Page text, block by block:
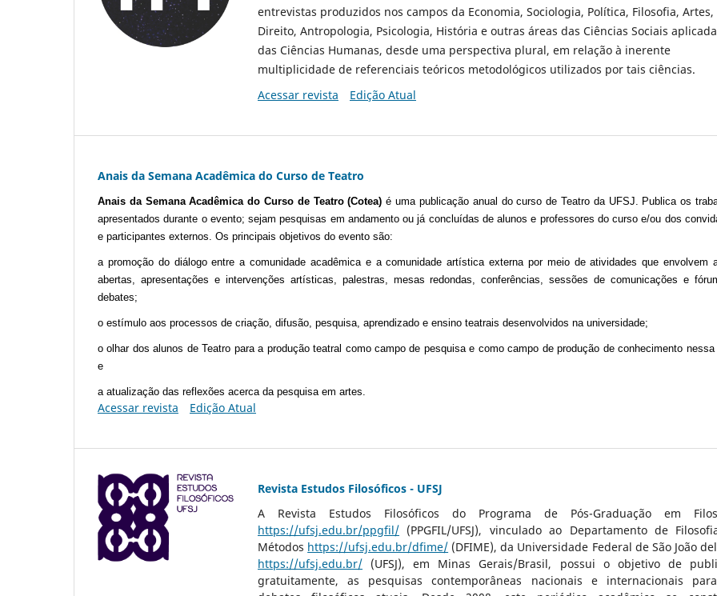
entrevistas produzidos nos campos da Economia, Sociologia, Política, Filosofia, Artes,
Direito, Antropologia, Psicologia, História e outras áreas das Ciências Sociais
das Ciências Humanas, desde uma perspectiva plural, em relação à inerente
multiplicidade de referenciais teóricos metodológicos utilizados por tais ciências.
Acessar revista
Edição Atual
Anais da Semana Acadêmica do Curso de Teatro
Anais da Semana Acadêmica do Curso de Teatro (Cotea) é uma publicaçãoanual do curso de Teatro da UFSJ. Publica os
apresentados durante o evento; sejam pesquisas em andamento ou já concluídas de alunos e professores do curso e/ou dos
e participantes externos. Os principais objetivos do evento são:
a promoção do diálogo entre a comunidade acadêmica e a comunidade artística externa por meio de atividades que envolvem
abertas, apresentações e intervenções artísticas, palestras, mesas redondas, conferências, sessões de comunicações e
debates;
o estímulo aos processos de criação, difusão, pesquisa, aprendizado e ensino teatrais desenvolvidos na universidade;
o olhar dos alunos de Teatro para a produção teatral como campo de pesquisa e como campo de produção de conhecimento nessa
e
a atualização das reflexões acerca da pesquisa em artes.
Acessar revista Edição Atual
Revista Estudos Filosóficos - UFSJ
A Revista Estudos Filosóficos do Programa de Pós-Graduação em
https://ufsj.edu.br/ppgfil/ (PPGFIL/UFSJ), vinculado ao Departamento de
Métodos https://ufsj.edu.br/dfime/ (DFIME),da Universidade Federal de São João
https://ufsj.edu.br/ (UFSJ),em Minas Gerais/Brasil,
possui o objetivo de
gratuitamente, as pesquisas contemporâneas nacionais e internacionais